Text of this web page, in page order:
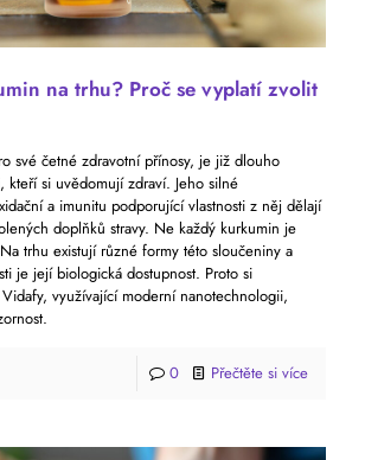
na trhu? Proč se vyplatí zvolit
své četné zdravotní přínosy, je již dlouho
si uvědomují zdraví. Jeho silné
a imunitu podporující vlastnosti z něj dělají
doplňků stravy. Ne každý kurkumin je
trhu existují různé formy této sloučeniny a
je její biologická dostupnost. Proto si
využívající moderní nanotechnologii,
0 Přečtěte si více